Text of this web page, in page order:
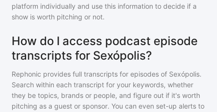
platform individually and use this information to decide if a
show is worth pitching or not.
How do I access podcast episode
transcripts for Sexópolis?
Rephonic provides full transcripts for episodes of Sexópolis.
Search within each transcript for your keywords, whether
they be topics, brands or people, and figure out if it's worth
pitching as a guest or sponsor. You can even set-up alerts to